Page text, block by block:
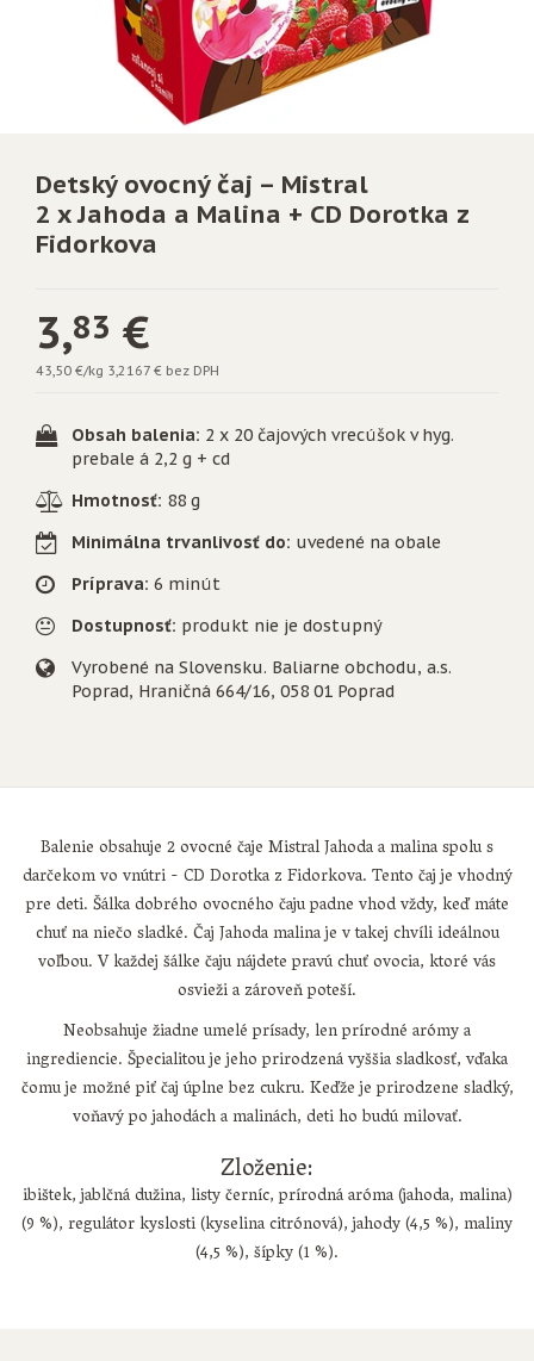
Detský ovocný čaj – Mistral
2 x Jahoda a Malina + CD Dorotka z
Fidorkova
3,83 €
43,50 €/kg 3,2167 € bez DPH
Obsah balenia: 2 x 20 čajových vrecúšok v hyg.
prebale á 2,2 g + cd
Hmotnosť: 88 g
Minimálna trvanlivosť do: uvedené na obale
Príprava: 6 minút
Dostupnosť: produkt nie je dostupný
Vyrobené na Slovensku. Baliarne obchodu, a.s.
Poprad, Hraničná 664/16, 058 01 Poprad
Balenie obsahuje 2 ovocné čaje Mistral Jahoda a malina spolu s
darčekom vo vnútri - CD Dorotka z Fidorkova. Tento čaj je vhodný
pre deti. Šálka dobrého ovocného čaju padne vhod vždy, keď máte
chuť na niečo sladké. Čaj Jahoda malina je v takej chvíli ideálnou
voľbou. V každej šálke čaju nájdete pravú chuť ovocia, ktoré vás
osvieži a zároveň poteší.
Neobsahuje žiadne umelé prísady, len prírodné arómy a
ingrediencie. Špecialitou je jeho prirodzená vyššia sladkosť, vďaka
čomu je možné piť čaj úplne bez cukru. Keďže je prirodzene sladký,
voňavý po jahodách a malinách, deti ho budú milovať.
Zloženie:
ibištek, jablčná dužina, listy černíc, prírodná aróma (jahoda, malina)
(9 %), regulátor kyslosti (kyselina citrónová), jahody (4,5 %), maliny
(4,5 %), šípky (1 %).